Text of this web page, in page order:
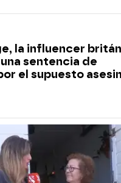
la influencer
sentencia de
el supuesto